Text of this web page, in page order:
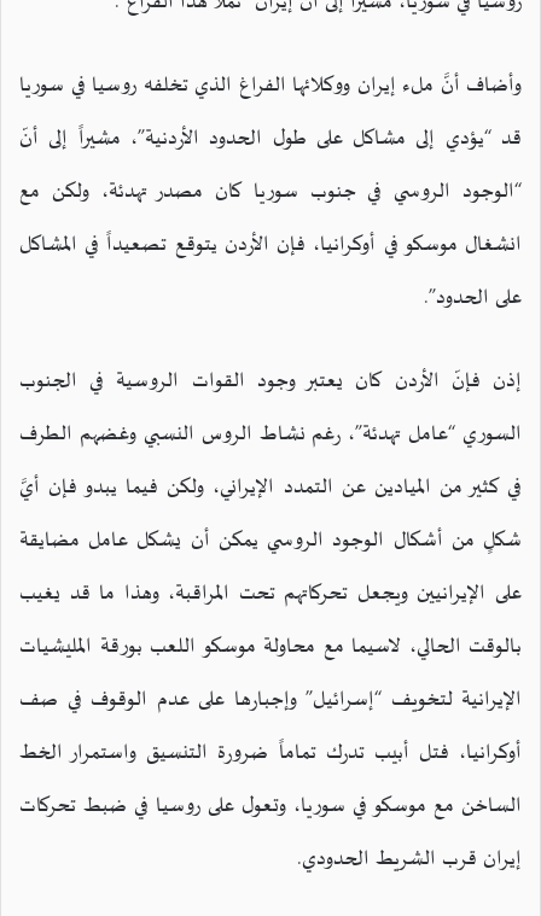
وأضاف أنَّ ملء إيران ووكلائها الفراغ الذي تخلفه روسيا في سوريا
قد “يؤدي إلى مشاكل على طول الحدود الأردنية”، مشيراً إلى أنّ
“الوجود الروسي في جنوب سوريا كان مصدر تهدئة، ولكن مع
انشغال موسكو في أوكرانيا، فإن الأردن يتوقع تصعيداً في المشاكل
على الحدود”.
إذن فإنّ الأردن كان يعتبر وجود القوات الروسية في الجنوب
السوري “عامل تهدئة”، رغم نشاط الروس النسبي وغضهم الطرف
في كثير من الميادين عن التمدد الإيراني، ولكن فيما يبدو فإن أيَّ
شكلٍ من أشكال الوجود الروسي يمكن أن يشكل عامل مضايقة
على الإيرانيين ويجعل تحركاتهم تحت المراقبة، وهذا ما قد يغيب
بالوقت الحالي، لاسيما مع محاولة موسكو اللعب بورقة المليشيات
الإيرانية لتخويف “إسرائيل” وإجبارها على عدم الوقوف في صف
أوكرانيا، فتل أبيب تدرك تماماً ضرورة التنسيق واستمرار الخط
الساخن مع موسكو في سوريا، وتعول على روسيا في ضبط تحركات
إيران قرب الشريط الحدودي.